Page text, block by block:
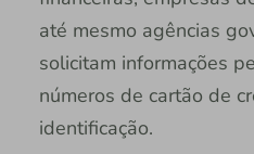
até mesmo agências
solicitam informações
números de cartão de
identificação.